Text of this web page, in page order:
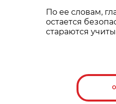
По ее словам,
остается
стараются